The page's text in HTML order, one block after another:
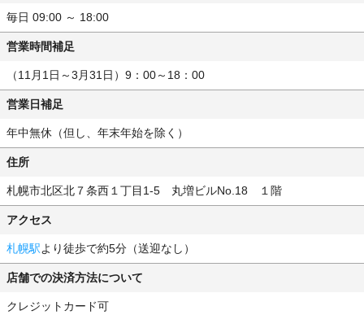
毎日 09:00 ～ 18:00
営業時間補足
（11月1日～3月31日）9：00～18：00
営業日補足
年中無休（但し、年末年始を除く）
住所
札幌市北区北７条西１丁目1-5 丸増ビルNo.18 １階
アクセス
札幌駅より徒歩で約5分（送迎なし）
店舗での決済方法について
クレジットカード可